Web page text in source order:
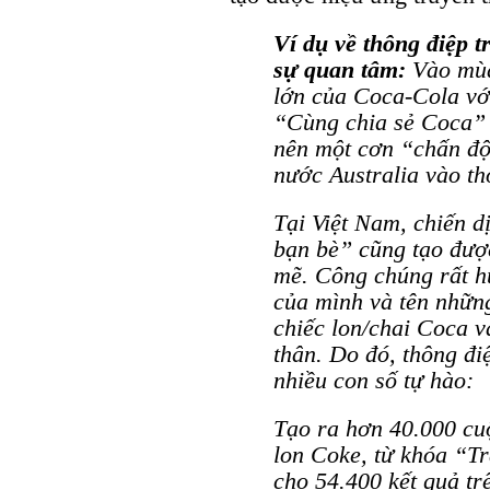
Ví dụ về thông điệp
sự quan tâm: Vào
lớn của Coca-Cola
“Cùng chia sẻ
nên một cơn “chấn
nước Australia vào
Tại Việt Nam, chiến
bạn bè” cũng tạo
mẽ. Công chúng rất
của mình và tên
chiếc lon/chai Coca
thân. Do đó, thông
nhiều con số tựhào:
Tạo ra hơn 40.000
lon Coke, từ khóa
cho 54.400 kết quả